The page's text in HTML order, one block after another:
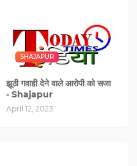
SHAJAPUR
झूठी गवाही देने वाले आरोपी को सजा
- Shajapur
April 12, 2023